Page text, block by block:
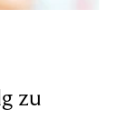
zu